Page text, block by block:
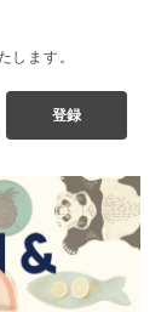
します。
登録